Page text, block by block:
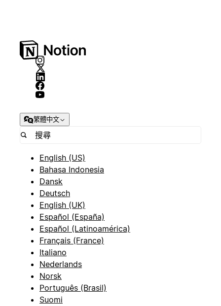
繁體中文
English (US)
Bahasa Indonesia
Dansk
Deutsch
English (UK)
Español (España)
Español (Latinoamérica)
Français (France)
Italiano
Nederlands
Norsk
Português (Brasil)
Suomi